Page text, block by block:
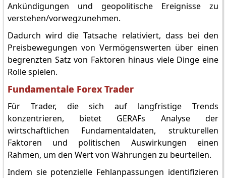
Ankündigungen und geopolitische Ereignisse zu
verstehen/vorwegzunehmen.
Dadurch wird die Tatsache relativiert, dass bei den
Preisbewegungen von Vermögenswerten über einen
begrenzten Satz von Faktoren hinaus viele Dinge eine
Rolle spielen.
Fundamentale Forex Trader
Für Trader, die sich auf langfristige Trends
konzentrieren, bietet GERAFs Analyse der
wirtschaftlichen Fundamentaldaten, strukturellen
Faktoren und politischen Auswirkungen einen
Rahmen, um den Wert von Währungen zu beurteilen.
Indem sie potenzielle Fehlanpassungen identifizieren